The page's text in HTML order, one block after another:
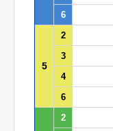
6
5
2
3
4
6
2